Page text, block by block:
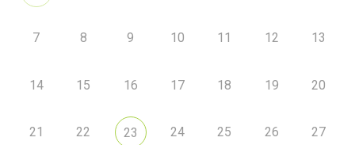
7 8 9 10 11 12 13
14 15 16 17 18 19 20
21 22 23 24 25 26 27